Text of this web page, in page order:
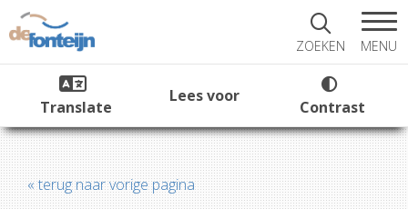
ZOEKEN MENU
Translate
Lees voor
Contrast
« terug naar vorige pagina